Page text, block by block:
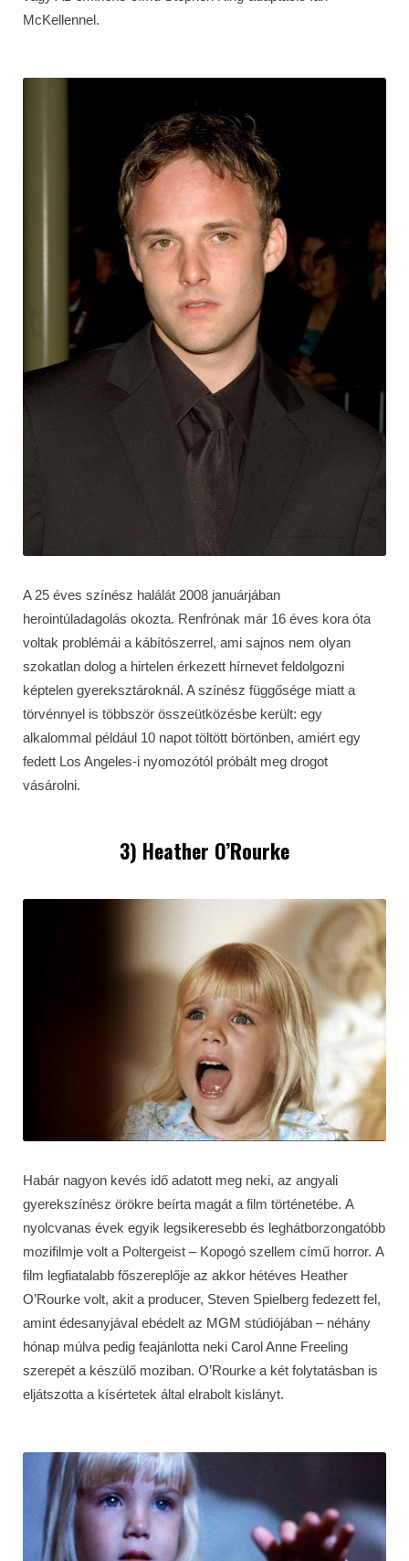
McKellennel.
A 25 éves színész halálát 2008 januárjában
herointúladagolás okozta. Renfrónak már 16 éves kora óta
voltak problémái a kábítószerrel, ami sajnos nem olyan
szokatlan dolog a hirtelen érkezett hírnevet feldolgozni
képtelen gyereksztároknál. A színész függősége miatt a
törvénnyel is többször összeütközésbe került: egy
alkalommal például 10 napot töltött börtönben, amiért egy
fedett Los Angeles-i nyomozótól próbált meg drogot
vásárolni.
3) Heather O’Rourke
Habár nagyon kevés idő adatott meg neki, az angyali
gyerekszínész örökre beírta magát a film történetébe. A
nyolcvanas évek egyik legsikeresebb és leghátborzongatóbb
mozifilmje volt a Poltergeist – Kopogó szellem című horror. A
film legfiatalabb főszereplője az akkor hétéves Heather
O’Rourke volt, akit a producer, Steven Spielberg fedezett fel,
amint édesanyjával ebédelt az MGM stúdiójában – néhány
hónap múlva pedig feajánlotta neki Carol Anne Freeling
szerepét a készülő moziban. O’Rourke a két folytatásban is
eljátszotta a kísértetek által elrabolt kislányt.